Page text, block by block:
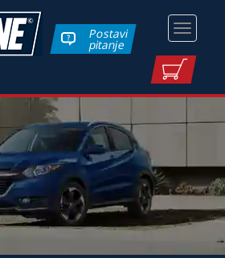
Toggle
Postavi
pitanje